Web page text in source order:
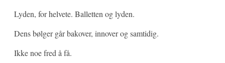
Lyden, for helvete. Balletten og lyden.
Dens bølger går bakover, innover og samtidig.
Ikke noe fred å få.